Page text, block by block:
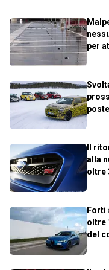
per
Il
alla
oltre
Forti
oltre
del